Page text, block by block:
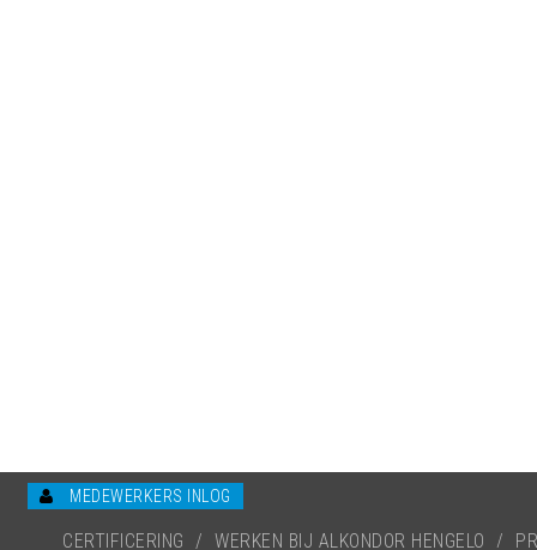
MEDEWERKERS INLOG
CERTIFICERING / WERKEN BIJ ALKONDOR HENGELO /